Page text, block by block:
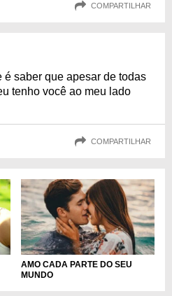
COMPARTILHAR
saber que apesar de todas
tenho você ao meu lado
COMPARTILHAR
AMO CADA PARTE DO SEU
MUNDO